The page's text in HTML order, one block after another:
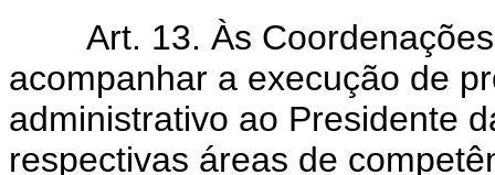
Art. 13. Às Coordenações
acompanhar a execução de
administrativo ao Presidente
respectivas áreas de